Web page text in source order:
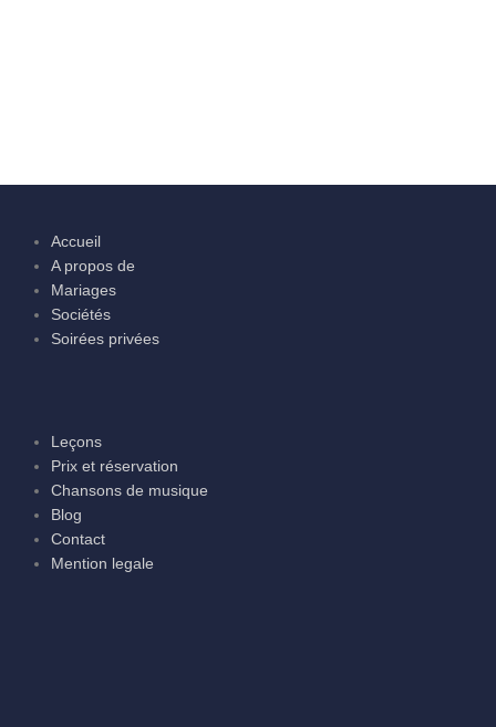
Accueil
A propos de
Mariages
Sociétés
Soirées privées
Leçons
Prix et réservation
Chansons de musique
Blog
Contact
Mention legale